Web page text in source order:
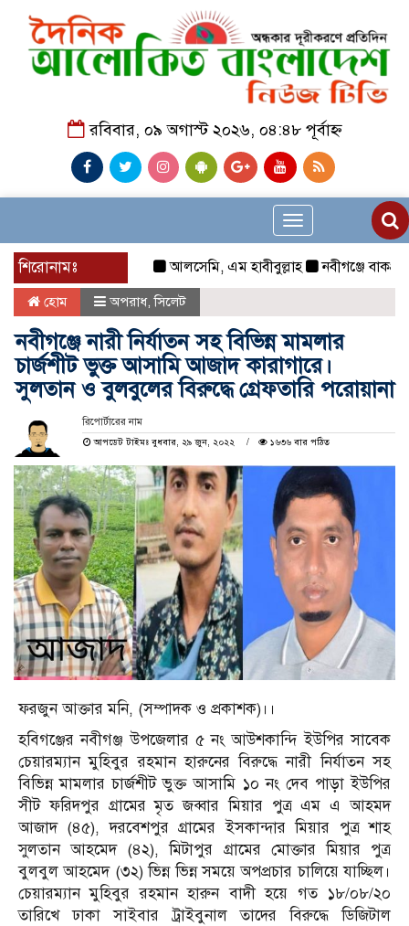
রবিবার, ০৯ অগাস্ট ২০২৬, ০৪:৪৮ পূর্বাহ্ন
Toggle
navigation
শিরোনামঃ আলসেমি, এম হাবীবুল্লাহ নবীগঞ্জে
হোম অপরাধ,সিলেট
নবীগঞ্জে নারী নির্যাতন সহ বিভিন্ন মামলার
চার্জশীট ভুক্ত আসামি আজাদ কারাগারে।
সুলতান ও বুলবুলের বিরুদ্ধে গ্রেফতারি পরোয়ানা
রিপোর্টারের নাম
আপডেট টাইমঃ বুধবার, ২৯ জুন, ২০২২
১৬৩৬ বার পঠিত
ফরজুন আক্তার মনি, (সম্পাদক ও প্রকাশক)।।
হবিগঞ্জের নবীগঞ্জ উপজেলার ৫ নং আউশকান্দি ইউপির সাবেক
চেয়ারম্যান মুহিবুর রহমান হারুনের বিরুদ্ধে নারী নির্যাতন সহ
বিভিন্ন মামলার চার্জশীট ভুক্ত আসামি ১০ নং দেব পাড়া ইউপির
সীট ফরিদপুর গ্রামের মৃত জব্বার মিয়ার পুত্র এম এ আহমদ
আজাদ (৪৫), দরবেশপুর গ্রামের ইসকান্দার মিয়ার পুত্র শাহ
সুলতান আহমেদ (৪২), মিটাপুর গ্রামের মোক্তার মিয়ার পুত্র
বুলবুল আহমেদ (৩২) ভিন্ন ভিন্ন সময়ে অপপ্রচার চালিয়ে যাচ্ছিল।
চেয়ারম্যান মুহিবুর রহমান হারুন বাদী হয়ে গত ১৮/০৮/২০
তারিখে ঢাকা সাইবার ট্রাইবুনাল তাদের বিরুদ্ধে ডিজিটাল